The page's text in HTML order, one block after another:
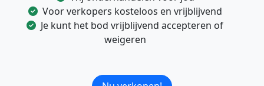
Voor verkopers kosteloos en vrijblijvend
Je kunt het bod vrijblijvend accepteren of
weigeren